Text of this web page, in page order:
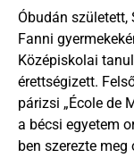
Óbudán született,
Fanni
Középiskolai
érettségizett.
párizsi „École de
a bécsi egyetem
ben szerezte